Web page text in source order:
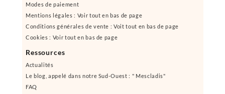
Modes de paiement
Mentions légales : Voir tout en bas de page
Conditions générales de vente : Voit tout en bas de page
Cookies : Voir tout en bas de page
Ressources
Actualités
Le blog, appelé dans notre Sud-Ouest : " Mescladis"
FAQ